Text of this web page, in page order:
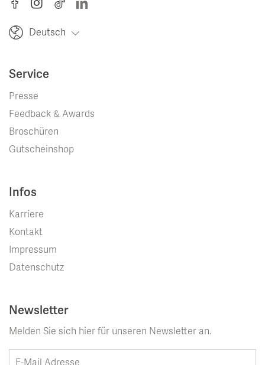
Deutsch
Service
Presse
Feedback & Awards
Broschüren
Gutscheinshop
Infos
Karriere
Kontakt
Impressum
Datenschutz
Newsletter
Melden Sie sich hier für unseren Newsletter an.